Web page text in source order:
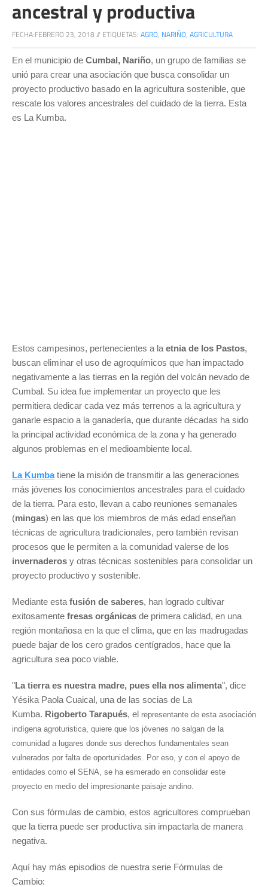
ancestral y productiva
FECHA:FEBRERO 23, 2018// ETIQUETAS: AGRO, NARIÑO, AGRICULTURA
En el municipio de Cumbal, Nariño, un grupo de familias se
unió para crear una asociación que busca consolidar un
proyecto productivo basado en la agricultura sostenible, que
rescate los valores ancestrales del cuidado de la tierra. Esta
es La Kumba.
Estos campesinos, pertenecientes a la etnia de los Pastos,
buscan eliminar el uso de agroquímicos que han impactado
negativamente a las tierras en la región del volcán nevado de
Cumbal. Su idea fue implementar un proyecto que les
permitiera dedicar cada vez más terrenos a la agricultura y
ganarle espacio a la ganadería, que durante décadas ha sido
la principal actividad económica de la zona y ha generado
algunos problemas en el medioambiente local.
La Kumbatiene la misión de transmitir a las generaciones
más jóvenes los conocimientos ancestrales para el cuidado
de la tierra. Para esto, llevan a cabo reuniones semanales
(mingas) en las que los miembros de más edad enseñan
técnicas de agricultura tradicionales, pero también revisan
procesos que le permiten a la comunidad valerse de los
invernaderos y otras técnicas sostenibles para consolidar un
proyecto productivo y sostenible.
Mediante esta fusión de saberes, han logrado cultivar
exitosamente fresas orgánicas de primera calidad, en una
región montañosa en la que el clima, que en las madrugadas
puede bajar de los cero grados centígrados, hace que la
agricultura sea poco viable.
"La tierra es nuestra madre, pues ella nos alimenta", dice
Yésika Paola Cuaical, una de las socias de La
Kumba. Rigoberto Tarapués, el representante de esta asociación
indígena agroturistica, quiere que los jóvenes no salgan de la
comunidad a lugares donde sus derechos fundamentales sean
vulnerados por falta de oportunidades. Por eso, y con el apoyo de
entidades como el SENA, se ha esmerado en consolidar este
proyecto en medio del impresionante paisaje andino.
Con sus fórmulas de cambio, estos agricultores comprueban
que la tierra puede ser productiva sin impactarla de manera
negativa.
Aquí hay más episodios de nuestra serie Fórmulas de
Cambio: